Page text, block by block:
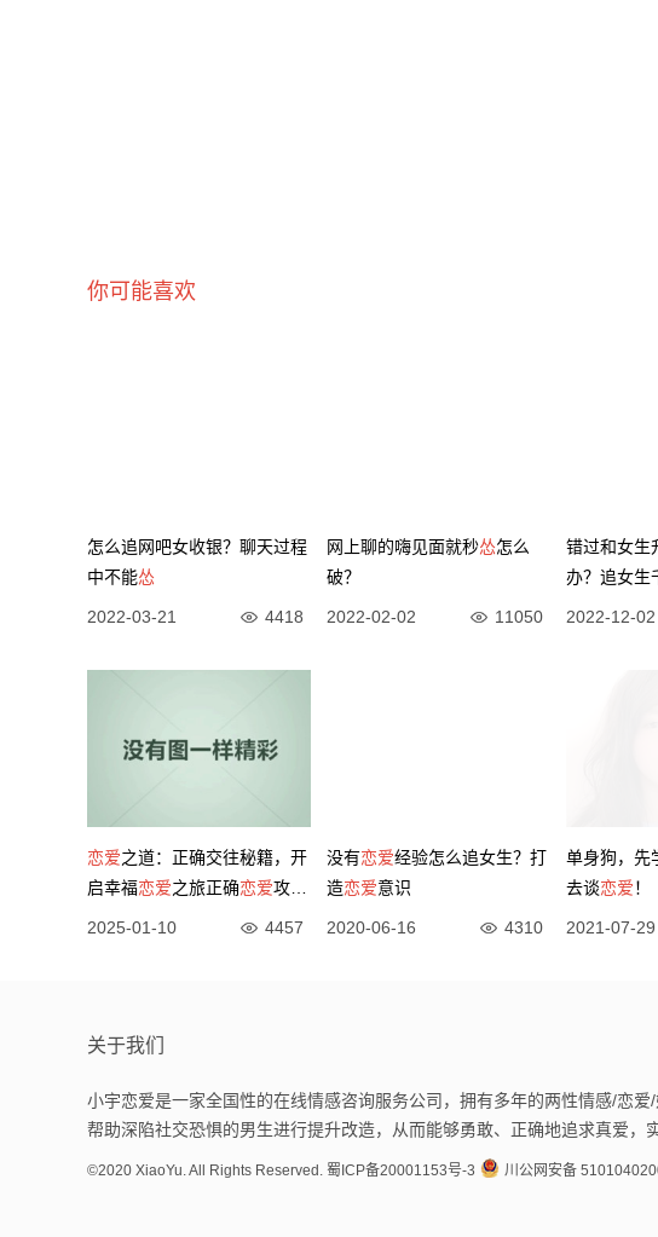
你可能喜欢
怎么追网吧女收银？聊天过程
中不能怂
2022-03-21 4418
网上聊的嗨见面就秒怂怎么
破？
2022-02-02 11050
错过和女生
办？追女生
2022-12-02
恋爱之道：正确交往秘籍，开
启幸福恋爱之旅正确恋爱攻略
分享
2025-01-10 4457
没有恋爱经验怎么追女生？打
造恋爱意识
2020-06-16 4310
单身狗，先
去谈恋爱！
2021-07-29
关于我们
小宇恋爱是一家全国性的在线情感咨询服务公司，拥有多年的两性情感/恋
帮助深陷社交恐惧的男生进行提升改造，从而能够勇敢、正确地追求真爱，
©2020 XiaoYu. All Rights Reserved. 蜀ICP备20001153号-3 川公网安备